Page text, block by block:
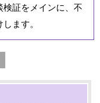
証をメインに、不
ます。